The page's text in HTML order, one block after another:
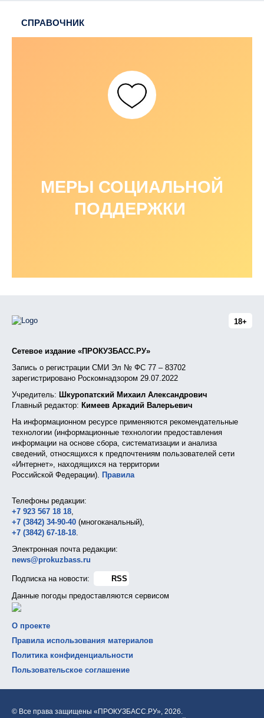
СПРАВОЧНИК
МЕРЫ СОЦИАЛЬНОЙ
ПОДДЕРЖКИ
18+
Сетевое издание «ПРОКУЗБАСС.РУ»
Запись о регистрации СМИ Эл № ФС 77 – 83702
зарегистрировано Роскомнадзором 29.07.2022
Учредитель: Шкуропатский Михаил Александрович
Главный редактор: Кимеев Аркадий Валерьевич
На информационном ресурсе применяются рекомендательные
технологии (информационные технологии предоставления
информации на основе сбора, систематизации и анализа
сведений, относящихся к предпочтениям пользователей сети
«Интернет», находящихся на территории
Российской Федерации). Правила
Телефоны редакции:
+7 923 567 18 18,
+7 (3842) 34-90-40 (многоканальный),
+7 (3842) 67-18-18.
Электронная почта редакции:
news@prokuzbass.ru
Подписка на новости:
RSS
Данные погоды предоставляются сервисом
О проекте
Правила использования материалов
Политика конфиденциальности
Пользовательское соглашение
© Все права защищены «ПРОКУЗБАСС.РУ», 2026.